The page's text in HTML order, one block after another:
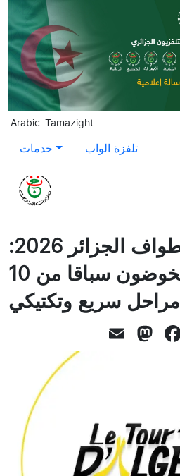
Skip to main content
Arabic Tamazight
خدمات تلفزة الواب
دراجات- طواف الجزائر 2026:
المشاركون يخوضون سباقا من 10
مراحل سريع وتكتيكي
Facebook
Mastodon